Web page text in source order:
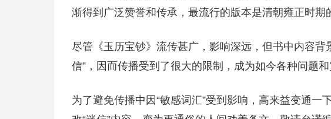
渐得到广泛赞誉和传承，最流行的版本是清朝雍正时期
尽管《玉历宝钞》流传甚广，影响深远，但书中内容背
信”，因而传播受到了很大的限制，成为如今各种问题和
为了避免传播中因“敏感词汇”受到影响，高来益变通一